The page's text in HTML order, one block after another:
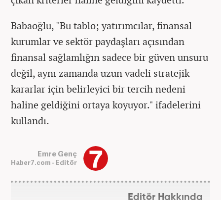
Babaoğlu, "Bu tablo; yatırımcılar, finansal
kurumlar ve sektör paydaşları açısından
finansal sağlamlığın sadece bir güven unsuru
değil, aynı zamanda uzun vadeli stratejik
kararlar için belirleyici bir tercih nedeni
haline geldiğini ortaya koyuyor." ifadelerini
kullandı.
Emre Genç
Haber7.com - Editör
Editör Hakkında